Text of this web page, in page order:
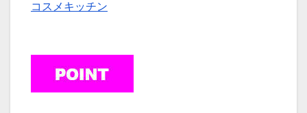
コスメキッチン